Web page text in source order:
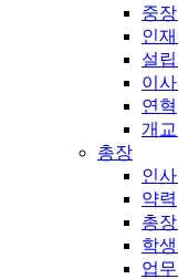
중
인
설
이
연혁
개
총장
인
약력
총
학
업무